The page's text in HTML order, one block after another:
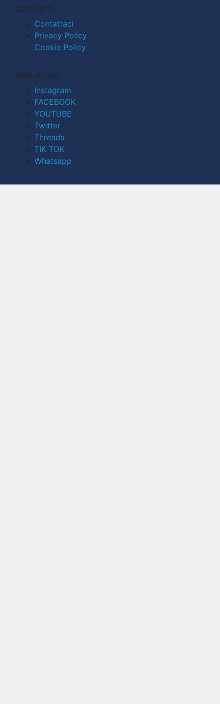
CONTATTI
Contattaci
Privacy Policy
Cookie Policy
SEGUICI SU
Instagram
FACEBOOK
YOUTUBE
Twitter
Threads
TIK TOK
Whatsapp